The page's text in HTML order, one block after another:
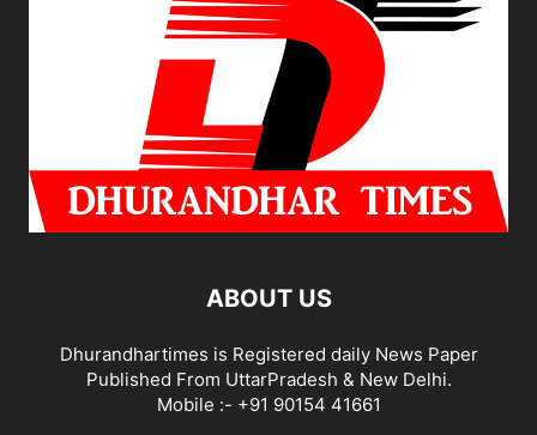
ABOUT US
Dhurandhartimes is Registered daily News Paper
Published From UttarPradesh & New Delhi.
Mobile :- +91 90154 41661